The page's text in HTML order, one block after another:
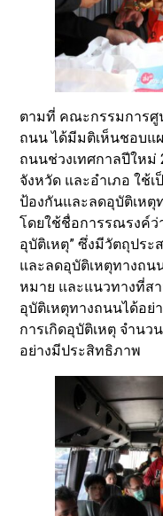
ตามที่ คณะกรรมการศู
ถนน ได้มีมติเห็นชอบแ
ถนนช่วงเทศกาลปีใหม่
จังหวัด และอำเภอ ใช้
ป้องกันและลดอุบัติเหตุ
โดยใช้ชื่อการรณรงค์ว่
อุบัติเหตุ” ซึ่งมีวัตถุประ
และลดอุบัติเหตุทางถน
หมาย และแนวทางที่ส
อุบัติเหตุทางถนนได้อ
การเกิดอุบัติเหตุ จำนว
อย่างมีประสิทธิภาพ